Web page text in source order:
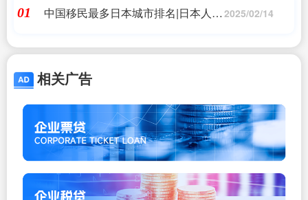
01
中国移民最多日本城市排名|日本人在 2025/02/14
相关广告